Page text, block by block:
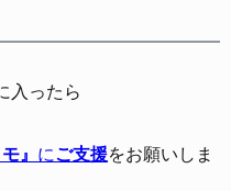
入ったら
』 に ご支援をお願いしま